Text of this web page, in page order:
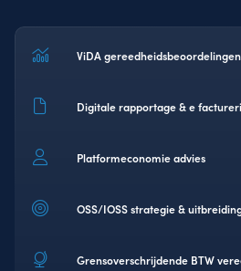
ViDA gereedheidsbeoordelingen
Digitale rapportage & e
Platformeconomie advies
OSS/IOSS strategie &
Grensoverschrijdende BTW